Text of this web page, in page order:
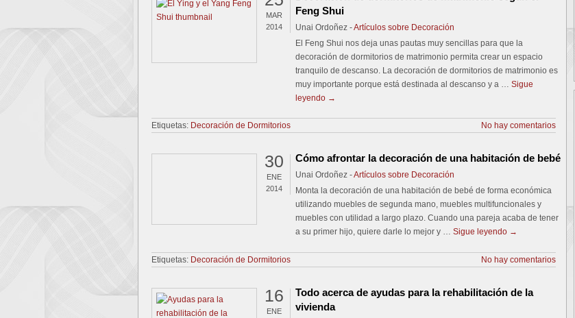
MAR
2014
Feng Shui
Unai Ordoñez -Artículos sobre Decoración
El Feng Shui nos deja unas pautas muy sencillas para que la
decoración de dormitorios de matrimonio permita crear un espacio
tranquilo de descanso. La decoración de dormitorios de matrimonio es
muy importante porque está destinada al descanso y a … Sigue
leyendo →
Etiquetas: Decoración de Dormitorios No hay comentarios
30
ENE
2014
Cómo afrontar la decoración de una habitación de bebé
Unai Ordoñez -Artículos sobre Decoración
Monta la decoración de una habitación de bebé de forma económica
utilizando muebles de segunda mano, muebles multifuncionales y
muebles con utilidad a largo plazo. Cuando una pareja acaba de tener
a su primer hijo, quiere darle lo mejor y … Sigue leyendo →
Etiquetas: Decoración de Dormitorios No hay comentarios
16
ENE
Todo acerca de ayudas para la rehabilitación de la
vivienda